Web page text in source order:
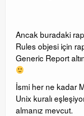
Ancak buradaki
Rules objesi için
Generic Report
İsmi her ne kadar
Unix kuralı
almanız mevcut.